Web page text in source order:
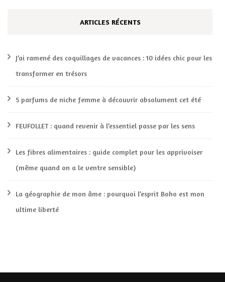
ARTICLES RÉCENTS
J’ai ramené des coquillages de vacances : 10 idées chic pour les
transformer en trésors
5 parfums de niche femme à découvrir absolument cet été
FEUFOLLET : quand revenir à l’essentiel passe par les sens
Les fibres alimentaires : guide complet pour les apprivoiser
(même quand on a le ventre sensible)
La géographie de mon âme : pourquoi l’esprit Boho est mon
ultime liberté